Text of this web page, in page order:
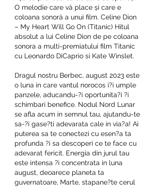
O melodie care vă place și care e
coloana sonoră a unui film. Celine Dion
– My Heart Will Go On (Titanic) Hitul
absolut a lui Celine Dion de pe coloana
sonora a multi-premiatului film Titanic
cu Leonardo DiCaprio si Kate Winslet.
Dragul nostru Berbec, august 2023 este
o luna in care vantul norocos i?i umple
panzele, aducandu-?i oportunita?i ?i
schimbari benefice. Nodul Nord Lunar
se afla acum in semnul tau, ajutandu-te
sa-?i gase?ti adevarata cale in via?a! Ai
puterea sa te conectezi cu esen?a ta
profunda ?i sa descoperi ce te face cu
adevarat fericit. Energia din jurul tau
este intensa ?i concentrata in luna
august, deoarece planeta ta
guvernatoare, Marte, stapane?te cerul